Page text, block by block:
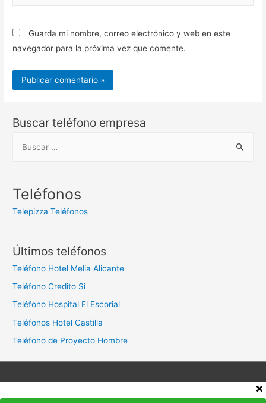
Guarda mi nombre, correo electrónico y web en este
navegador para la próxima vez que comente.
Buscar teléfono empresa
c
Teléfonos
Telepizza Teléfonos
Últimos teléfonos
Teléfono Hotel Melia Alicante
Teléfono Credito Si
Teléfono Hospital El Escorial
Teléfonos Hotel Castilla
Teléfono de Proyecto Hombre
Aviso legal Política de privacidad
Política de cookies
Contacto